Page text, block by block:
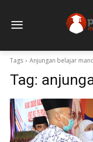
Tags Anjungan belajar
Tag: